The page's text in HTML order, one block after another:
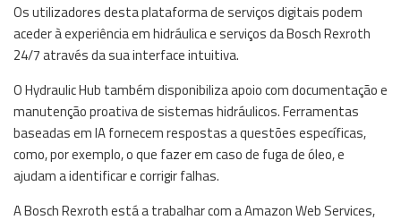
Os utilizadores desta plataforma de serviços digitais podem
aceder à experiência em hidráulica e serviços da Bosch Rexroth
24/7 através da sua interface intuitiva.
O Hydraulic Hub também disponibiliza apoio com documentação e
manutenção proativa de sistemas hidráulicos. Ferramentas
baseadas em IA fornecem respostas a questões específicas,
como, por exemplo, o que fazer em caso de fuga de óleo, e
ajudam a identificar e corrigir falhas.
A Bosch Rexroth está a trabalhar com a Amazon Web Services,